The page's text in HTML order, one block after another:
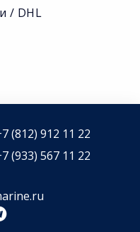
/ DHL
(812) 912 11 22
(933) 567 11 22